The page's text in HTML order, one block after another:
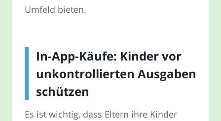
Umfeld bieten.
In-App-Käufe: Kinder vor
unkontrollierten Ausgaben
schützen
Es ist wichtig, dass Eltern ihre Kinder